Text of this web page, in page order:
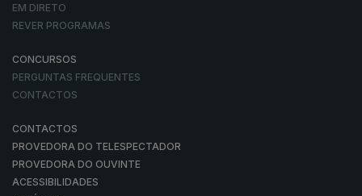
EM DIRETO
REVER PROGRAMAS
CONCURSOS
PERGUNTAS FREQUENTES
CONTACTOS
CONTACTOS
PROVEDORA DO TELESPECTADOR
PROVEDORA DO OUVINTE
ACESSIBILIDADES